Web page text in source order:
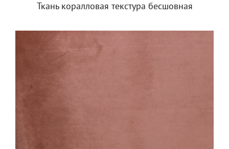
Ткань коралловая текстура бесшовная